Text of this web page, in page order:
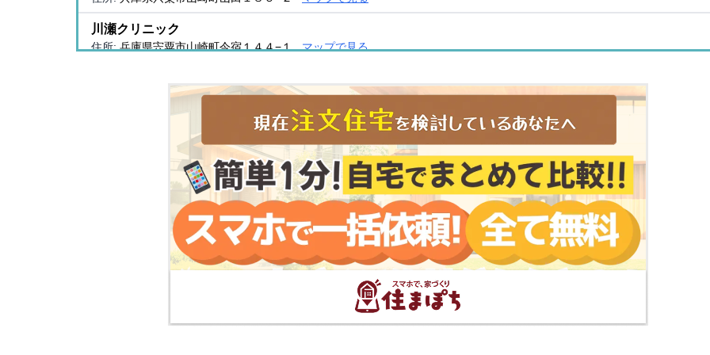
川瀬クリニック
住所:兵庫県宍粟市山崎町今宿１４４−１ マップで見る
兵庫県宍粟市山崎町船元７９−１ マップで見る
兵庫県宍粟市山崎町今宿５−１５ マップで見る
兵庫県宍粟市山崎町中井7−４ 咲ランド ２F マップで見る
藤多内科・皮ふ科
兵庫県宍粟市山崎町青木３３６−１ マップで見る
さくらメンタルクリニック